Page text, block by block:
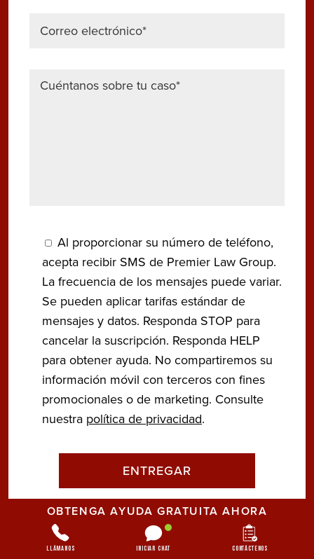
Al proporcionar su número de teléfono,
acepta recibir SMS de Premier Law Group.
La frecuencia de los mensajes puede variar.
Se pueden aplicar tarifas estándar de
mensajes y datos. Responda STOP para
cancelar la suscripción. Responda HELP
para obtener ayuda. No compartiremos su
información móvil con terceros con fines
promocionales o de marketing. Consulte
nuestra política de privacidad.
OBTENGA AYUDA GRATUITA AHORA
Llámanos Iniciar chat Contáctenos